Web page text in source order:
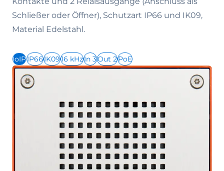
Schließer oder Öffner), Schutzart IP66 und IK09,
Material Edelstahl.
IoIPIP66IK0916 kHzIn 3Out 2PoE